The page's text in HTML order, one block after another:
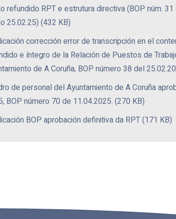
refundido RPT e estrutura directiva (BOP núm. 31
25.02.25) (432 KB)
corrección error de transcripción en el
e íntegro de la Relación de Puestos de
de A Coruña, BOP número 38 del
de personal del Ayuntamiento de A Coruña
BOP número 70 de 11.04.2025. (270 KB)
BOP aprobación definitiva da RPT (171 KB)